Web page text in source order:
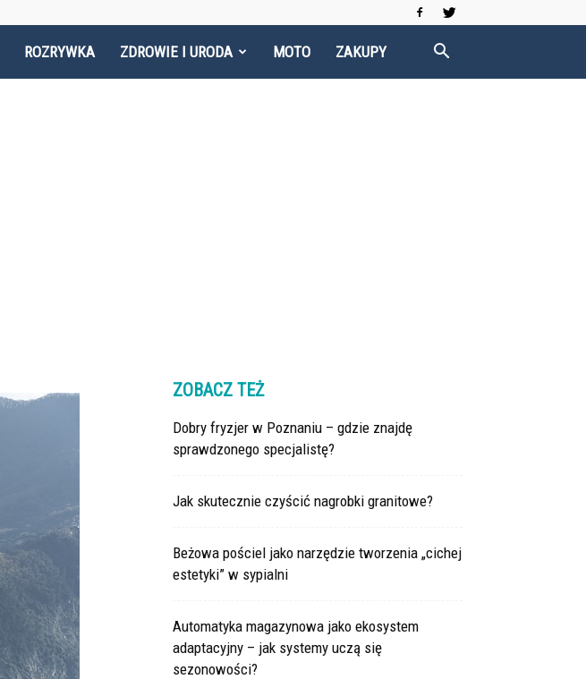
ROZRYWKA ZDROWIE I URODA MOTO ZAKUPY
ZOBACZ TEŻ
Dobry fryzjer w Poznaniu – gdzie znajdę
sprawdzonego specjalistę?
Jak skutecznie czyścić nagrobki granitowe?
Beżowa pościel jako narzędzie tworzenia „cichej
estetyki” w sypialni
Automatyka magazynowa jako ekosystem
adaptacyjny – jak systemy uczą się
sezonowości?